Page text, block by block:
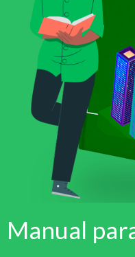
Manual